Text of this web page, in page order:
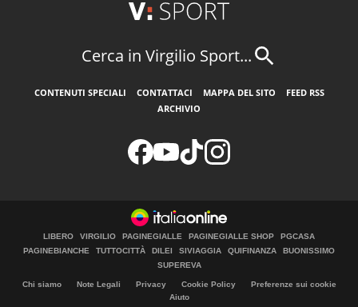
Cerca in Virgilio Sport...
CONTENUTI SPECIALI CONTATTACI MAPPA DEL SITO
FEED RSS
ARCHIVIO
LIBERO VIRGILIO PAGINEGIALLE PAGINEGIALLE SHOP
PGCASA
PAGINEBIANCHE
TUTTOCITTÀ DILEI SIVIAGGIA QUIFINANZA
BUONISSIMO
SUPEREVA
Chi siamo Note Legali Privacy Cookie Policy
Preferenze sui cookie
Aiuto